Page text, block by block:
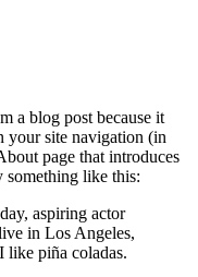
a blog post because it
your site navigation (in
page that introduces
something like this:
aspiring actor
in Los Angeles,
like piña coladas.